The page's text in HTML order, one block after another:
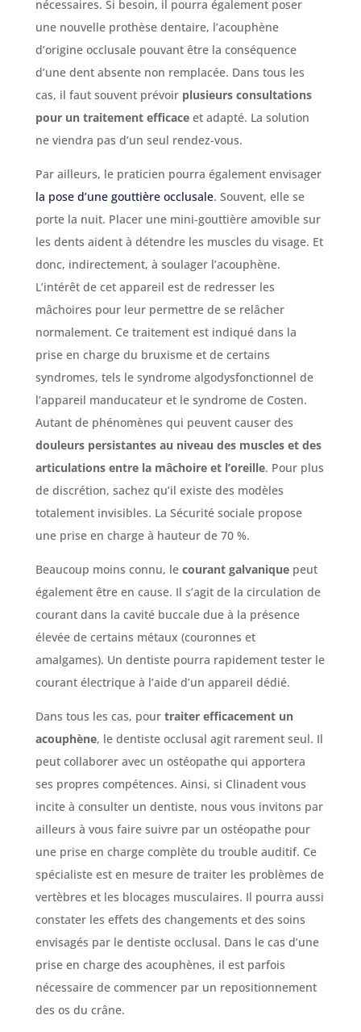
nécessaires. Si besoin, il pourra également poser
une nouvelle prothèse dentaire, l’acouphène
d’origine occlusale pouvant être la conséquence
d’une dent absente non remplacée. Dans tous les
cas, il faut souvent prévoirplusieurs consultations
pour un traitement efficaceet adapté. La solution
ne viendra pas d’un seul rendez-vous.
Par ailleurs, le praticien pourra également envisager
la pose d’une gouttière occlusale. Souvent, elle se
porte la nuit. Placer une mini-gouttière amovible sur
les dents aident à détendre les muscles du visage. Et
donc, indirectement, à soulager l’acouphène.
L’intérêt de cet appareil est de redresser les
mâchoires pour leur permettre de se relâcher
normalement. Ce traitement est indiqué dans la
prise en charge du bruxisme et de certains
syndromes, tels le syndrome algodysfonctionnel de
l’appareil manducateur et le syndrome de Costen.
Autant de phénomènes qui peuvent causer des
douleurs persistantes au niveau des muscles et des
articulations entre la mâchoire et l’oreille. Pour plus
de discrétion, sachez qu’il existe des modèles
totalement invisibles. La Sécurité sociale propose
une prise en charge à hauteur de 70 %.
Beaucoup moins connu, le courant galvaniquepeut
également être en cause. Il s’agit de la circulation de
courant dans la cavité buccale due à la présence
élevée de certains métaux (couronnes et
amalgames). Un dentiste pourra rapidement tester le
courant électrique à l’aide d’un appareil dédié.
Dans tous les cas, pourtraiter efficacement un
acouphène, le dentiste occlusal agit rarement seul. Il
peut collaborer avec un ostéopathe qui apportera
ses propres compétences. Ainsi, si Clinadent vous
incite à consulter un dentiste, nous vous invitons par
ailleurs à vous faire suivre par un ostéopathe pour
une prise en charge complète du trouble auditif. Ce
spécialiste est en mesure de traiter les problèmes de
vertèbres et les blocages musculaires. Il pourra aussi
constater les effets des changements et des soins
envisagés par le dentiste occlusal. Dans le cas d’une
prise en charge des acouphènes, il est parfois
nécessaire de commencer par un repositionnement
des os du crâne.